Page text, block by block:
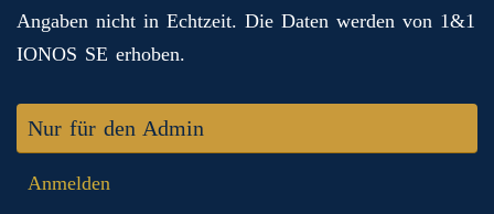
Angaben nicht in Echtzeit. Die Daten werden von 1&1
IONOS SE erhoben.
Nur für den Admin
Anmelden